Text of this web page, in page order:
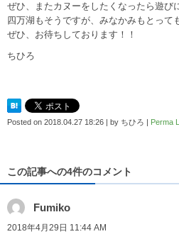
ぜひ、またカヌーをしたくなったら遊び
四万湖もそうですが、みなかみもとっ
ぜひ、お待ちしております！！
ちひろ
Posted on 2018.04.27 18:26 by ちひろ Perma
この記事への4件のコメント
Fumiko
2018年4月29日 11:44 AM